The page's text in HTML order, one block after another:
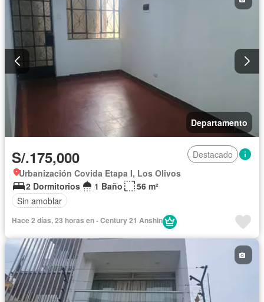
Departamento
S/.175,000
Destacado
Urbanización Covida Etapa I, Los Olivos
2 Dormitorios
1 Baño
56 m²
Sin amoblar
Hace 2 días, 23 horas en - Century 21 Anshin